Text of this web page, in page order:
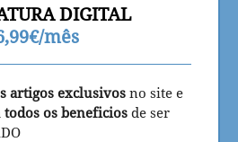
DIGITAL
mês
artigos exclusivos no site e
todos os beneficios de ser